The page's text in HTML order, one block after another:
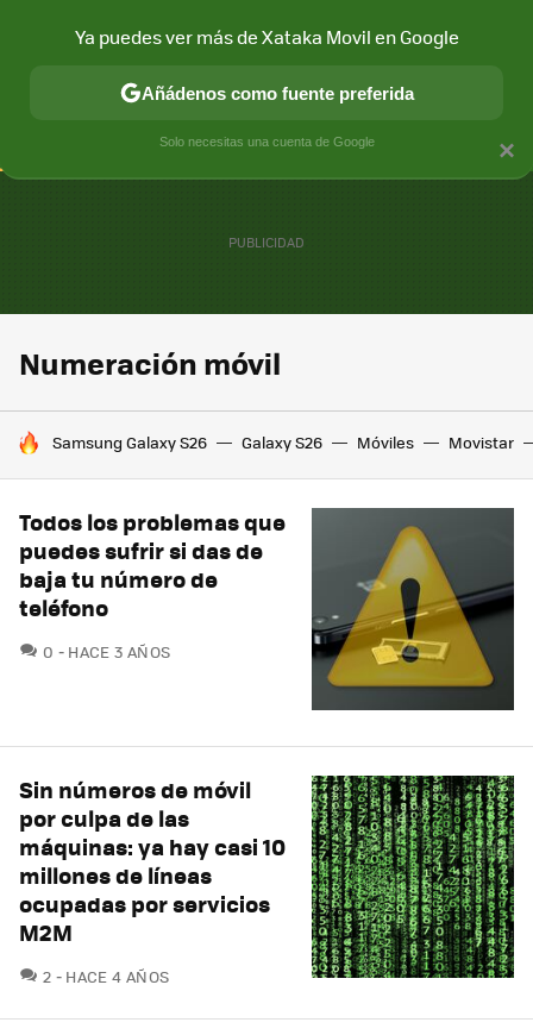
CONECTIVIDAD MÓVIL Y SOCIEDAD APLICACIONES
Numeración móvil
HOY SE HABLA DE
Samsung Galaxy S26 Galaxy S26 Móviles Movistar
Todos los problemas que
puedes sufrir si das de
baja tu número de
teléfono
0 COMENTARIOS
HACE 3 AÑOS
Sin números de móvil
por culpa de las
máquinas: ya hay casi 10
millones de líneas
ocupadas por servicios
M2M
2 COMENTARIOS
HACE 4 AÑOS
×
Ya puedes ver más de Xataka Movil en Google
Añádenos como fuente preferida
Solo necesitas una cuenta de Google